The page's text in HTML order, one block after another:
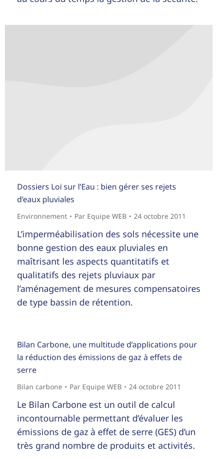
Dossiers Loi sur l’Eau : bien gérer ses rejets
d’eaux pluviales
Environnement Par Equipe WEB 24 octobre 2011
L’imperméabilisation des sols nécessite une
bonne gestion des eaux pluviales en
maîtrisant les aspects quantitatifs et
qualitatifs des rejets pluviaux par
l’aménagement de mesures compensatoires
de type bassin de rétention.
Bilan Carbone, une multitude d’applications pour
la réduction des émissions de gaz à effets de
serre
Bilan carbone Par Equipe WEB 24 octobre 2011
Le Bilan Carbone est un outil de calcul
incontournable permettant d’évaluer les
émissions de gaz à effet de serre (GES) d’un
très grand nombre de produits et activités.